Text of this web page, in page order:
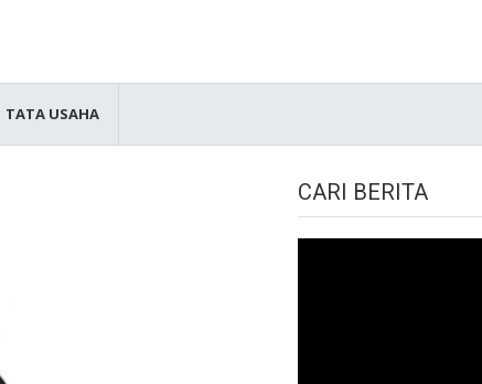
TATA USAHA
CARI BERITA